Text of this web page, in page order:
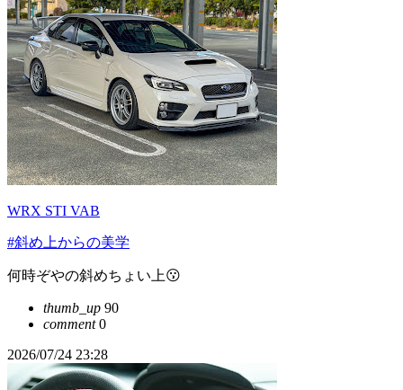
WRX STI VAB
#斜め上からの美学
何時ぞやの斜めちょい上😗
thumb_up 90
comment0
2026/07/24 23:28